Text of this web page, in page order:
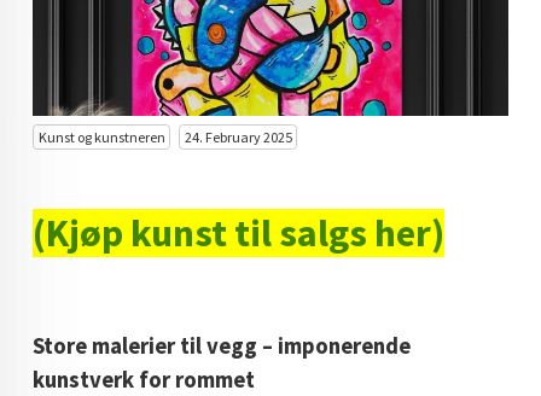
KUNST INVESTERING
FARGETEORI
POP ART
KUNST
Kunst og kunstneren 24. February 2025
(Kjøp kunst til salgs her)
Store malerier til vegg – imponerende
kunstverk for rommet